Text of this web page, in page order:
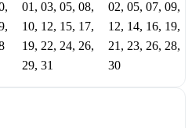
01, 03, 05, 08,
10, 12, 15, 17,
19, 22, 24, 26,
29, 31
02, 05, 07, 09,
12, 14, 16, 19,
21, 23, 26, 28,
30